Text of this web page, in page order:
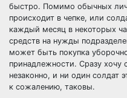
быстро. Помимо обычных
происходит в чепке, или
каждый месяц в некоторых
средств на нужды
может быть покупка
принадлежности. Сразу хочу
незаконно, и ни один солдат
к сожалению, таковы.